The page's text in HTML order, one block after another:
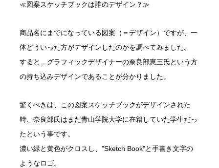
≪図案スケッチブックは誰のデザイン？≫
商品名にまでになっている図案（＝デザイン）ですが、一
体どういった方がデザインしたのかを調べてみました。
すると…グラフィックデザイナーの奈良部恵三氏という方
の持ち込みデザインであることが分かりました。
驚くべきは、この図案スケッチブックがデザインされた
時、奈良部氏はまだ青山学院大学に在籍していた学生だっ
たという事です。
濃い緑と黄色がクロスし、”Sketch Book”と手書き文字の
ようなロゴ。